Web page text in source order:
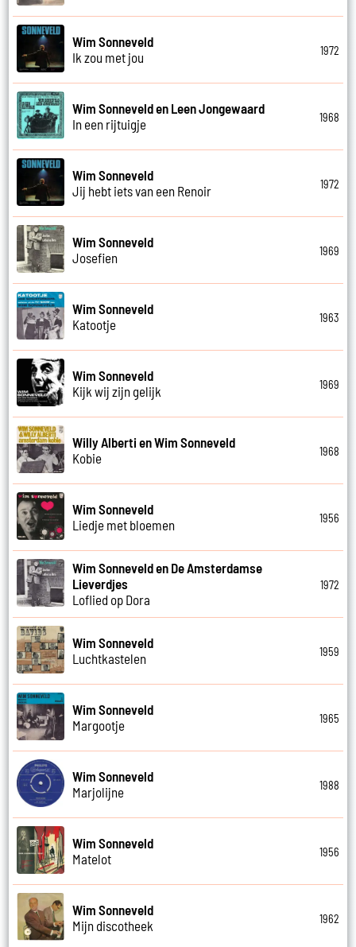
Wim Sonneveld
Ik zou met jou
1972
Wim Sonneveld en Leen Jongewaard
In een rijtuigje
1968
Wim Sonneveld
Jij hebt iets van een Renoir
1972
Wim Sonneveld
Josefien
1969
Wim Sonneveld
Katootje
1963
Wim Sonneveld
Kijk wij zijn gelijk
1969
Willy Alberti en Wim Sonneveld
Kobie
1968
Wim Sonneveld
Liedje met bloemen
1956
Wim Sonneveld en De Amsterdamse
Lieverdjes
Loflied op Dora
1972
Wim Sonneveld
Luchtkastelen
1959
Wim Sonneveld
Margootje
1965
Wim Sonneveld
Marjolijne
1988
Wim Sonneveld
Matelot
1956
Wim Sonneveld
Mijn discotheek
1962